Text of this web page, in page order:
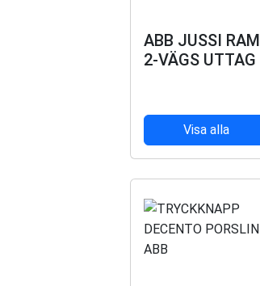
ABB JUSSI RAM
2-VÄGS UTTAG
Visa alla